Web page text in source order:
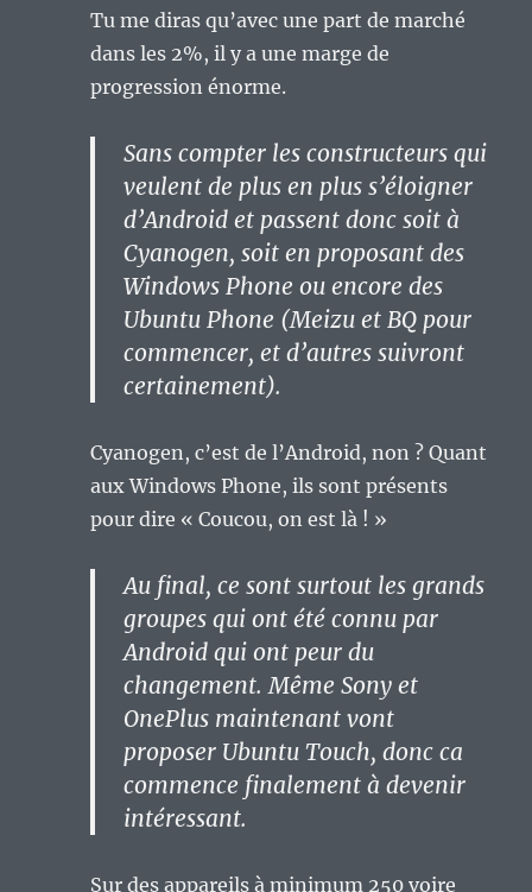
Tu me diras qu’avec une part de marché
dans les 2%, il y a une marge de
progression énorme.
Sans compter les constructeurs qui
veulent de plus en plus s’éloigner
d’Android et passent donc soit à
Cyanogen, soit en proposant des
Windows Phone ou encore des
Ubuntu Phone (Meizu et BQ pour
commencer, et d’autres suivront
certainement).
Cyanogen, c’est de l’Android, non ? Quant
aux Windows Phone, ils sont présents
pour dire « Coucou, on est là ! »
Au final, ce sont surtout les grands
groupes qui ont été connu par
Android qui ont peur du
changement. Même Sony et
OnePlus maintenant vont
proposer Ubuntu Touch, donc ca
commence finalement à devenir
intéressant.
Sur des appareils à minimum 250 voire